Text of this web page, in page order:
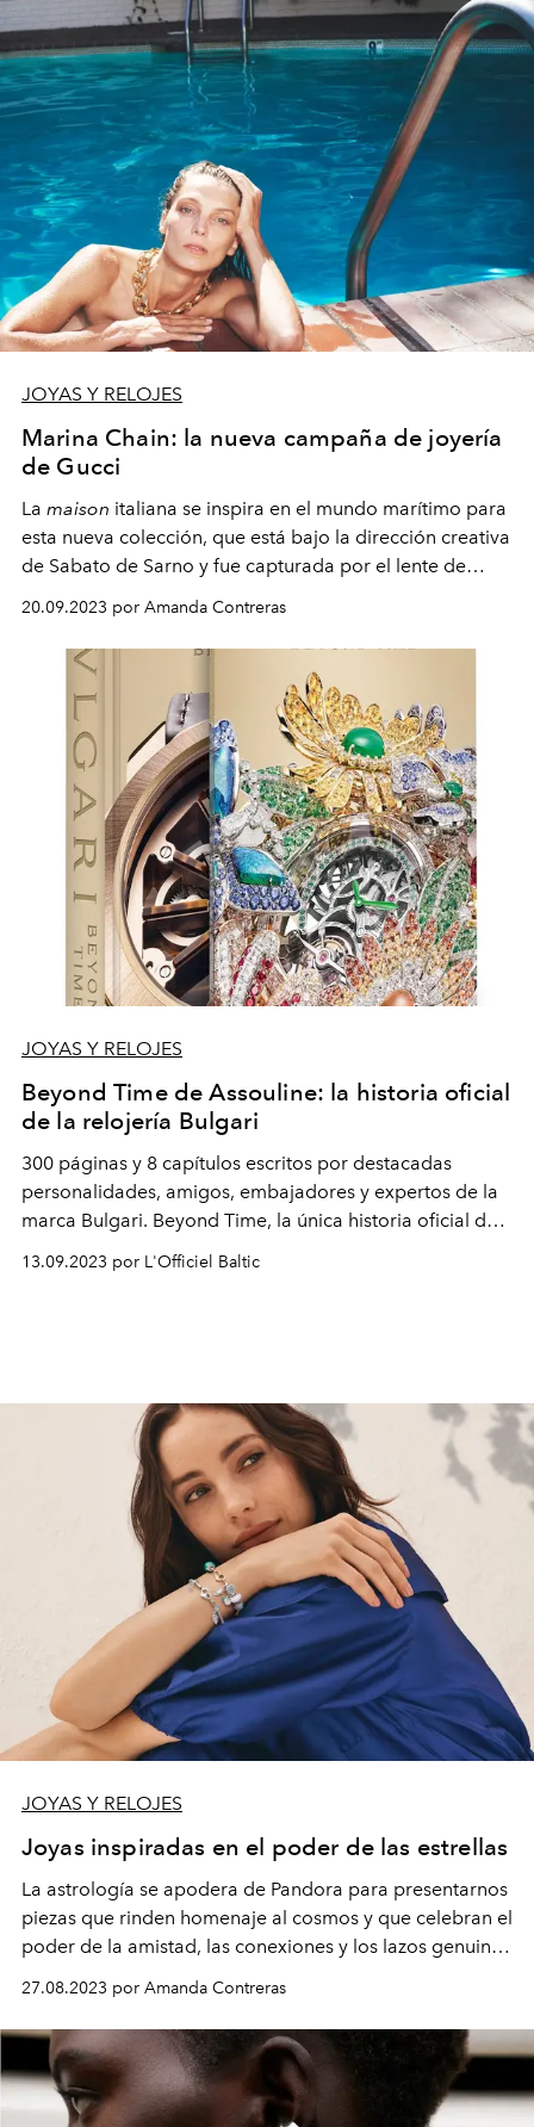
JOYAS Y RELOJES
Marina Chain: la nueva campaña de joyería
de Gucci
La maison italiana se inspira en el mundo marítimo para
esta nueva colección, que está bajo la dirección creativa
de Sabato de Sarno y fue capturada por el lente de
20.09.2023 por Amanda Contreras
JOYAS Y RELOJES
Beyond Time de Assouline: la historia oficial
de la relojería Bulgari
300 páginas y 8 capítulos escritos por destacadas
personalidades, amigos, embajadores y expertos de la
marca Bulgari. Beyond Time, la única historia oficial de
la relojería Bulgari, se publicará en septiembre de 2023
por Assouline. Esta es la primera edición de este tipo
13.09.2023 por L'Officiel Baltic
JOYAS Y RELOJES
Joyas inspiradas en el poder de las estrellas
La astrología se apodera de Pandora para presentarnos
piezas que rinden homenaje al cosmos y que celebran el
poder de la amistad, las conexiones y los lazos genuinos
27.08.2023 por Amanda Contreras